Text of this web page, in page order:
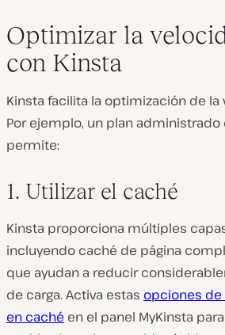
Optimizar la
con Kinsta
Kinsta facilita la optimización de
Por ejemplo, un plan
permite:
1. Utilizar el caché
Kinsta proporciona múltiples
incluyendo caché de página
que ayudan a reducir
de carga. Activa estas opciones
en caché en el panel MyKinsta